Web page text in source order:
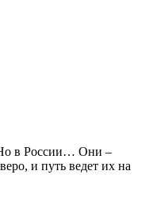
в России… Они –
и путь ведет их на